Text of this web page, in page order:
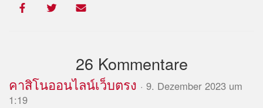
26 Kommentare
คาสิโนออนไลน์เว็บตรง · 9. Dezember 2023 um
1:19